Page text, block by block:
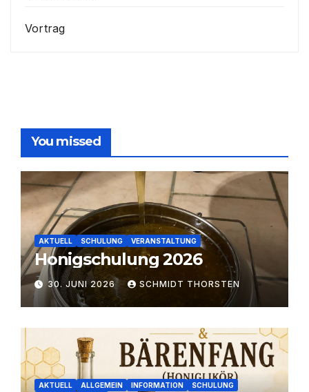
Vortrag
You missed
AKTUELL SCHULUNG VERANSTALTUNG
Honigschulung 2026
30. JUNI 2026 SCHMIDT THORSTEN
AKTUELL ALLGEMEIN INFORMATION
SCHULUNG